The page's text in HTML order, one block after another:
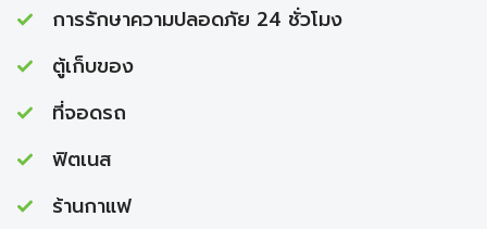
การรักษาความปลอดภัย 24 ชั่วโมง
ตู้เก็บของ
ที่จอดรถ
ฟิตเนส
ร้านกาแฟ